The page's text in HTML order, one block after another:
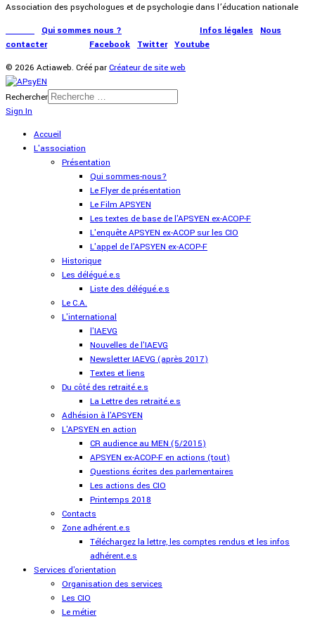
Association des psychologues et de psychologie dans l’éducation nationale
Qui sommes nous ? Infos légales
Nous
contacter| Facebook Twitter| Youtube
© 2026 Actiaweb. Créé parCréateur de site web
Rechercher
Sign In
Accueil
L'association
Présentation
Qui sommes-nous?
Le Flyer de présentation
Le Film APSYEN
Les textes de base de l'APSYEN ex-ACOP-F
L'enquête APSYEN ex-ACOP sur les CIO
L'appel de l'APSYEN ex-ACOP-F
Historique
Les délégué.e.s
Liste des délégué.e.s
Le C.A.
L'international
l'IAEVG
Nouvelles de l'IAEVG
Newsletter IAEVG (après 2017)
Textes et liens
Du côté des retraité.e.s
La Lettre des retraité.e.s
Adhésion à l'APSYEN
L'APSYEN en action
CR audience au MEN (5/2015)
APSYEN ex-ACOP-F en actions (tout)
Questions écrites des parlementaires
Les actions des CIO
Printemps 2018
Contacts
Zone adhérent.e.s
Téléchargez la lettre, les comptes rendus et les infos
adhérent.e.s
Services d'orientation
Organisation des services
Les CIO
Le métier